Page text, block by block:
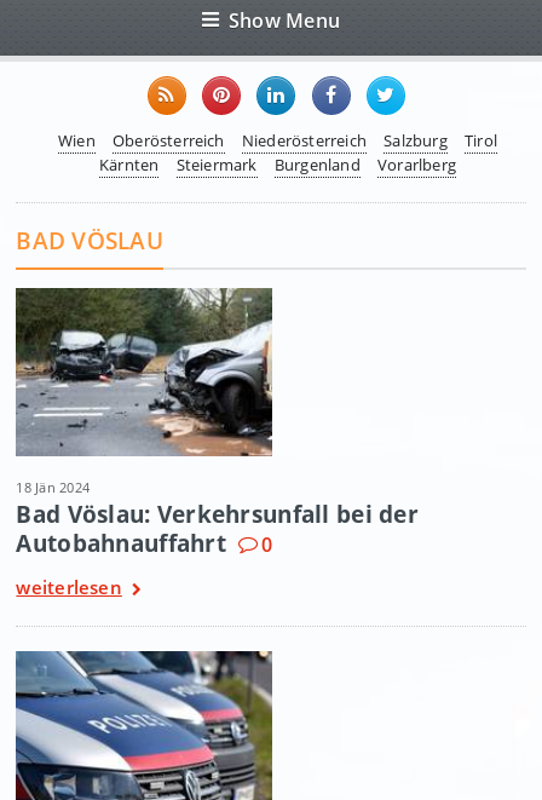
Show Menu
Wien Oberösterreich Niederösterreich Salzburg
Tirol
Kärnten
Steiermark Burgenland Vorarlberg
BAD VÖSLAU
18 Jän 2024
Bad Vöslau: Verkehrsunfall bei der
Autobahnauffahrt
0
weiterlesen